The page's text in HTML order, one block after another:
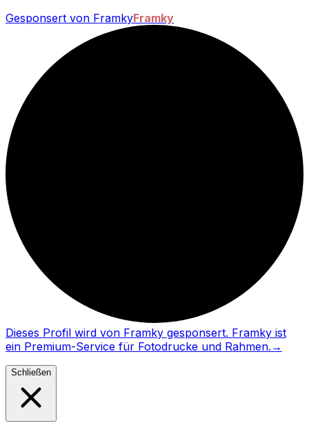
Gesponsert von FramkyFramky
Dieses Profil wird von Framky gesponsert. Framky ist
ein Premium-Service für Fotodrucke und Rahmen. →
Schließen